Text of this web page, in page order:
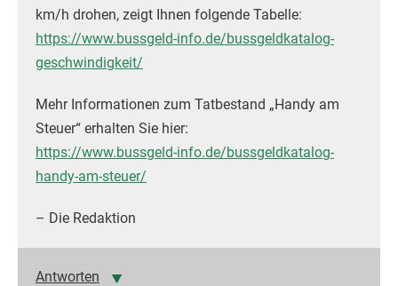
km/h drohen, zeigt Ihnen folgende Tabelle:
https://www.bussgeld-info.de/bussgeldkatalog-
geschwindigkeit/
Mehr Informationen zum Tatbestand „Handy am
Steuer“ erhalten Sie hier:
https://www.bussgeld-info.de/bussgeldkatalog-
handy-am-steuer/
– Die Redaktion
Antworten